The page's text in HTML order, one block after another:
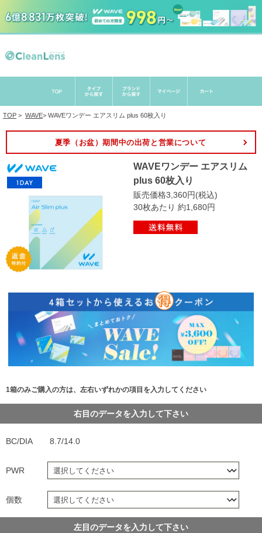
TOP > WAVE> WAVEワンデー エアスリム plus 60枚入り
夏季（お盆）期間中の出荷と営業について
WAVEワンデー エアスリム
plus 60枚入り
販売価格3,360円(税込)
30枚あたり 約1,680円
1箱のみご購入の方は、左右いずれかの項目を入力してください
右目のデータを入力して下さい
BC/DIA 8.7/14.0
PWR
個数
左目のデータを入力して下さい